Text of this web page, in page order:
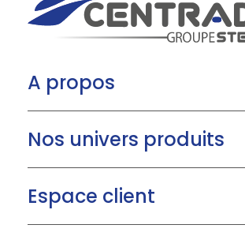
A propos
Nos univers produits
Espace client